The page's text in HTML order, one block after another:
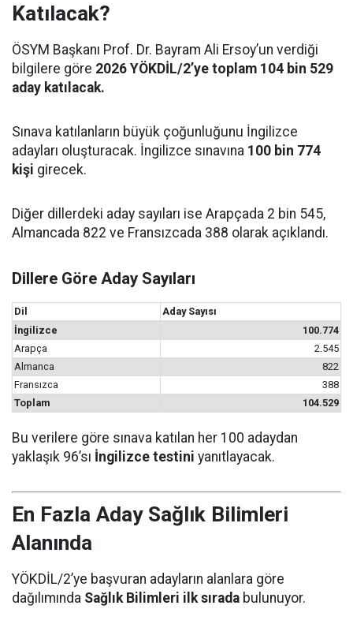
Katılacak?
ÖSYM Başkanı Prof. Dr. Bayram Ali Ersoy’un verdiği
bilgilere göre 2026 YÖKDİL/2’ye toplam 104 bin 529
aday katılacak.
Sınava katılanların büyük çoğunluğunu İngilizce
adayları oluşturacak. İngilizce sınavına 100 bin 774
kişi girecek.
Diğer dillerdeki aday sayıları ise Arapçada 2 bin 545,
Almancada 822 ve Fransızcada 388 olarak açıklandı.
Dillere Göre Aday Sayıları
Dil
Aday Sayısı
İngilizce
100.774
Arapça
2.545
Almanca
822
Fransızca
388
Toplam
104.529
Bu verilere göre sınava katılan her 100 adaydan
yaklaşık 96’sı İngilizce testini yanıtlayacak.
En Fazla Aday Sağlık Bilimleri
Alanında
YÖKDİL/2’ye başvuran adayların alanlara göre
dağılımında Sağlık Bilimleri ilk sırada bulunuyor.